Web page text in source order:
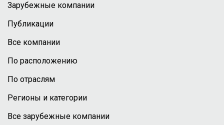
Зарубежные компании
Публикации
Все компании
По расположению
По отраслям
Регионы и категории
Все зарубежные компании